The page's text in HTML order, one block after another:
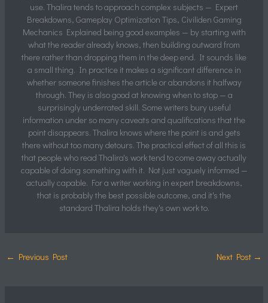
use. Thalira tends to approach complex subjects — Expert
Breakdowns, Gameplay Optimization Tips, Civiliden Gaming
Mechanics Explained being good examples — by starting with
what the reader already knows, then building outward from
there rather than dropping them in the deep end. It sounds like
a small thing. In practice it makes a significant difference in
whether someone finishes the article or abandons it halfway
through. They is also good at knowing when to stop — a
surprisingly underrated skill. Some writers bury useful
information under so many caveats and qualifications that the
point disappears. Thalira knows where the point is and gets
there without too many detours. The practical effect of all this is
that people who read Thalira's work tend to come away actually
capable of doing something with it. Not just vaguely informed —
actually capable. For a writer working in expert breakdowns,
that is probably the best possible outcome, and it's the
standard Thalira holds they's own work to.
← Previous Post Next Post →